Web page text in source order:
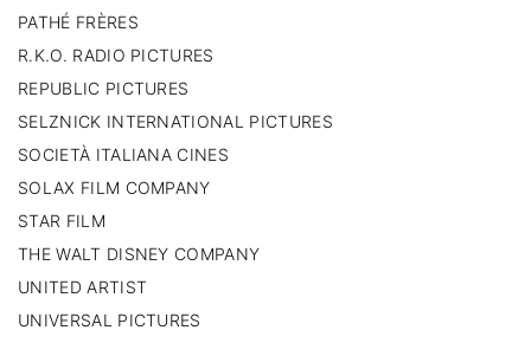
PATHÉ FRÈRES
R.K.O. RADIO PICTURES
REPUBLIC PICTURES
SELZNICK INTERNATIONAL PICTURES
SOCIETÀ ITALIANA CINES
SOLAX FILM COMPANY
STAR FILM
THE WALT DISNEY COMPANY
UNITED ARTIST
UNIVERSAL PICTURES